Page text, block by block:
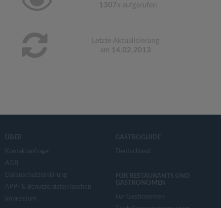
1307x aufgerufen
Letzte Aktualisierung
am 14.02.2013
ÜBER
Kontaktanfrage
AGB
Datenschutzerklärung
APP- & Benutzerdaten löschen
Impressum
GASTROGUIDE
Deutschland
FÜR RESTAURANTS UND
GASTRONOMEN
Für Gastronomen